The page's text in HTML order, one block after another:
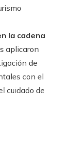
la cadena
aplicaron
de
con el
cuidado de